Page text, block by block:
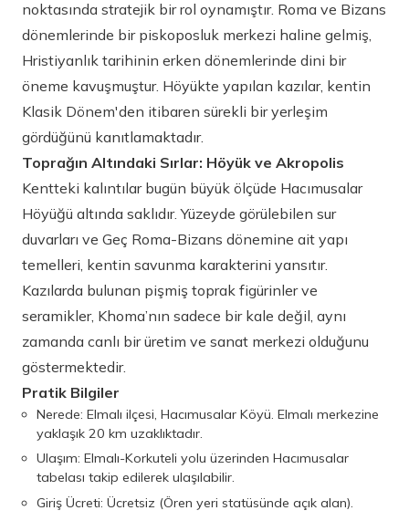
noktasında stratejik bir rol oynamıştır. Roma ve Bizans
dönemlerinde bir piskoposluk merkezi haline gelmiş,
Hristiyanlık tarihinin erken dönemlerinde dini bir
öneme kavuşmuştur. Höyükte yapılan kazılar, kentin
Klasik Dönem'den itibaren sürekli bir yerleşim
gördüğünü kanıtlamaktadır.
Toprağın Altındaki Sırlar: Höyük ve Akropolis
Kentteki kalıntılar bugün büyük ölçüde Hacımusalar
Höyüğü altında saklıdır. Yüzeyde görülebilen sur
duvarları ve Geç Roma-Bizans dönemine ait yapı
temelleri, kentin savunma karakterini yansıtır.
Kazılarda bulunan pişmiş toprak figürinler ve
seramikler, Khoma’nın sadece bir kale değil, aynı
zamanda canlı bir üretim ve sanat merkezi olduğunu
göstermektedir.
Pratik Bilgiler
Nerede: Elmalı ilçesi, Hacımusalar Köyü. Elmalı merkezine
yaklaşık 20 km uzaklıktadır.
Ulaşım: Elmalı-Korkuteli yolu üzerinden Hacımusalar
tabelası takip edilerek ulaşılabilir.
Giriş Ücreti: Ücretsiz (Ören yeri statüsünde açık alan).